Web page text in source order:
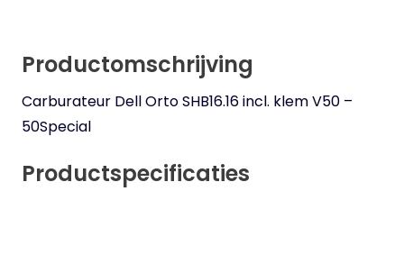
Productomschrijving
Carburateur Dell Orto SHB16.16 incl. klem V50 –
50Special
Productspecificaties